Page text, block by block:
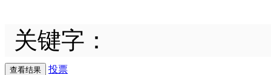
关键字：
投票